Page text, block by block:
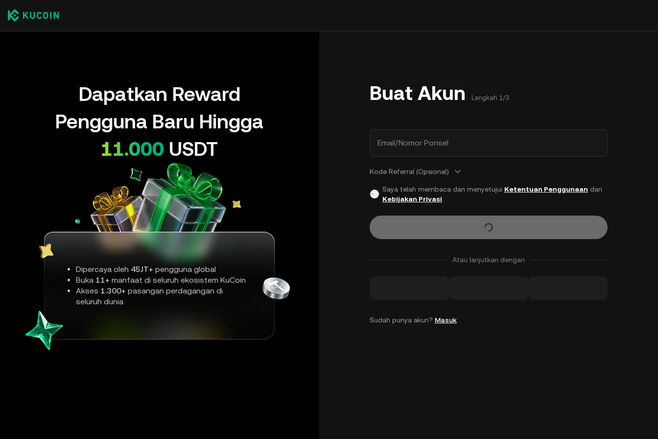
Dapatkan Reward
Pengguna Baru Hingga
11.000 USDT
Dipercaya oleh 45JT+ pengguna global
Buka 11+ manfaat di seluruh ekosistem KuCoin
Akses 1.300+ pasangan perdagangan di
seluruh dunia
Buat Akun Langkah 1/3
Email/Nomor Ponsel
Kode Referral (Opsional)
Saya telah membaca dan menyetujui Ketentuan Penggunaan dan
Kebijakan Privasi
Atau lanjutkan dengan
Sudah punya akun? Masuk